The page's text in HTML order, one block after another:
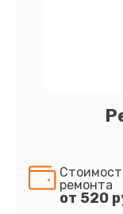
ремонта
от 520